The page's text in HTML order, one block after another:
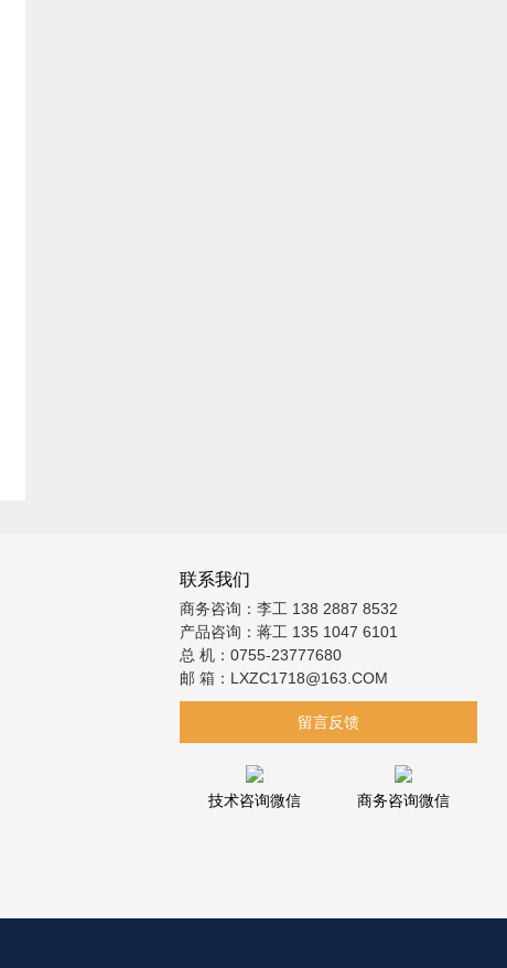
联系我们
商务咨询：李工 138 2887 8532
产品咨询：蒋工 135 1047 6101
总 机：0755-23777680
邮 箱：LXZC1718@163.COM
留言反馈
技术咨询微信 商务咨询微信